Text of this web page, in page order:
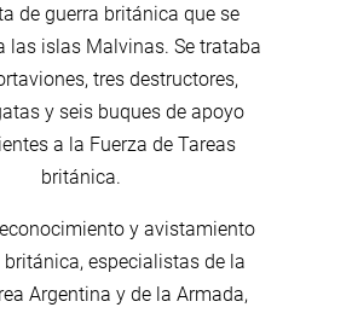
de guerra británica que se
las islas Malvinas. Se trataba
tres destructores,
y seis buques de apoyo
a la Fuerza de Tareas
británica.
y avistamiento
especialistas de la
Argentina y de la Armada,